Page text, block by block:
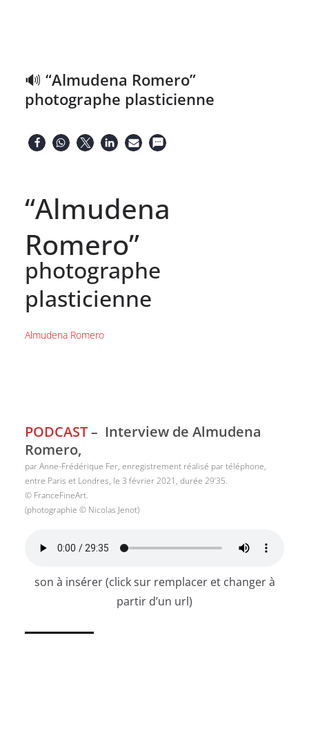
🔊 “Almudena Romero”
photographe plasticienne
“Almudena
Romero”
photographe
plasticienne
Almudena Romero
PODCAST– Interview de Almudena
Romero,
par Anne-Frédérique Fer, enregistrement réalisé par téléphone,
entre Paris et Londres, le 3 février 2021, durée 29’35.
© FranceFineArt.
(photographie © Nicolas Jenot)
son à insérer (click sur remplacer et changer à
partir d’un url)